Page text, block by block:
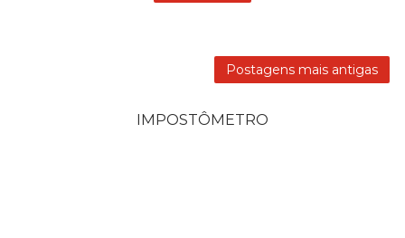
Postagens mais antigas
IMPOSTÔMETRO